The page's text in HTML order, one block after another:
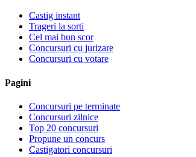
Castig instant
Trageri la sorti
Cel mai bun scor
Concursuri cu jurizare
Concursuri cu votare
Pagini
Concursuri pe terminate
Concursuri zilnice
Top 20 concursuri
Propune un concurs
Castigatori concursuri